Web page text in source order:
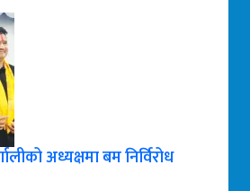
अध्यक्षमा बम निर्विरोध